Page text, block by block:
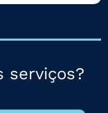
serviços?